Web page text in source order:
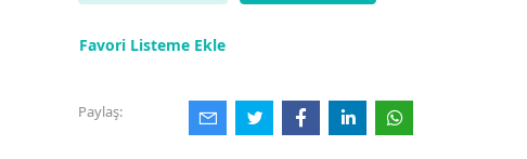
Favori Listeme Ekle
Paylaş: